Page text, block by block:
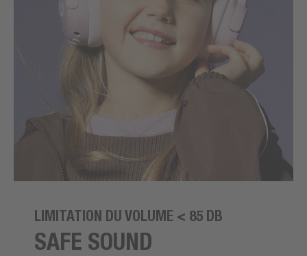
LIMITATION DU VOLUME < 85 DB
SAFE SOUND